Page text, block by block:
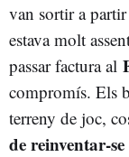
van sortir a
estava molt
passar factura al
compromís. Els
terreny de joc,
de reinventar-se